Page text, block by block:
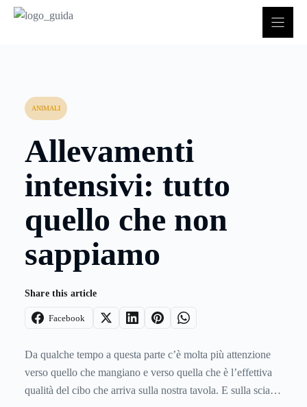
ANIMALI
Allevamenti
intensivi: tutto
quello che non
sappiamo
Share this article
Facebook
Da qualche tempo a questa parte c’è molta più attenzione
verso quello che mangiano e verso quella che è l’effettiva
qualità del cibo che arriva sulla nostra tavola. E sulla scia di